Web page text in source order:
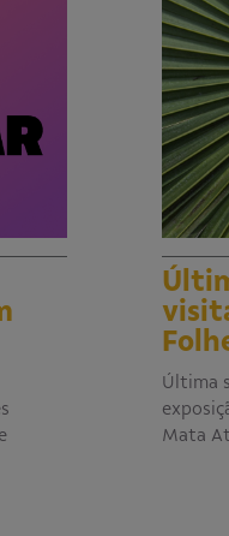
Última
Mata